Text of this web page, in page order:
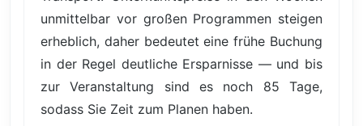
unmittelbar vor großen Programmen steigen
erheblich, daher bedeutet eine frühe Buchung
in der Regel deutliche Ersparnisse — und bis
zur Veranstaltung sind es noch 85 Tage,
sodass Sie Zeit zum Planen haben.